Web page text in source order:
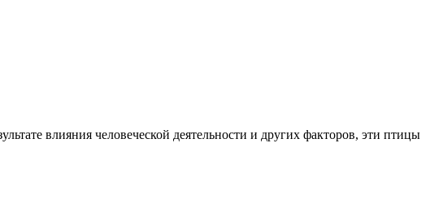
влияния человеческой деятельности и других факторов, эти птицы